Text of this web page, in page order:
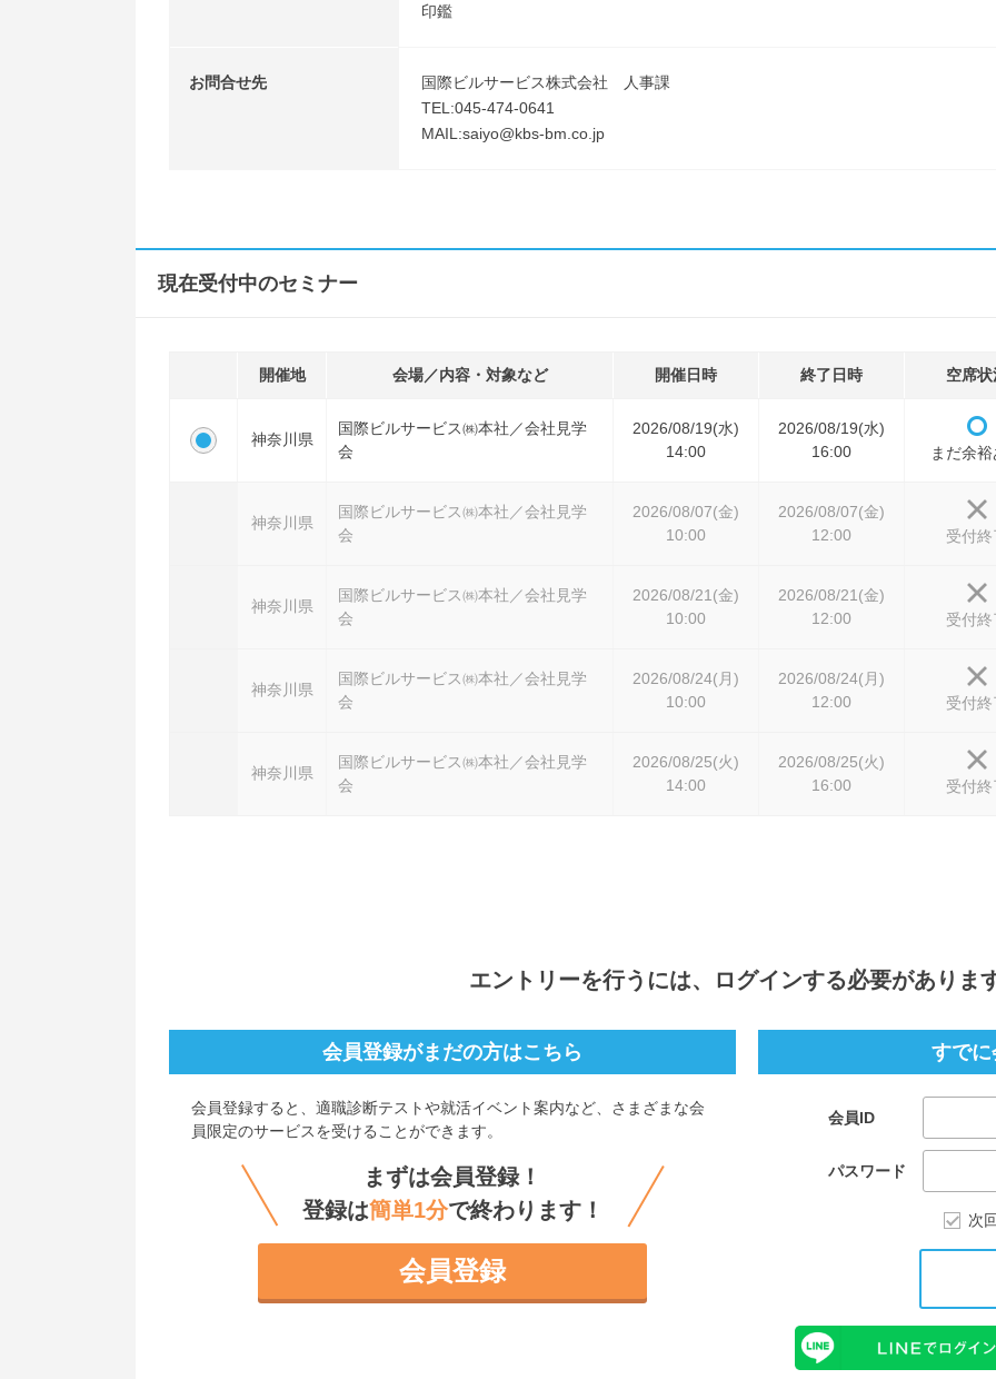
印鑑
お問合せ先
国際ビルサービス株式会社 人事課
TEL:045-474-0641
MAIL:saiyo@kbs-bm.co.jp
現在受付中のセミナー
開催地 会場／内容・対象など 開催日時 終了日時 空席状
神奈川県
国際ビルサービス㈱本社／会社見学
会
2026/08/19(水)
14:00
2026/08/19(水)
16:00
まだ余
神奈川県
国際ビルサービス㈱本社／会社見学
会
2026/08/07(金)
10:00
2026/08/07(金)
12:00
受付終
神奈川県
国際ビルサービス㈱本社／会社見学
会
2026/08/21(金)
10:00
2026/08/21(金)
12:00
受付終
神奈川県
国際ビルサービス㈱本社／会社見学
会
2026/08/24(月)
10:00
2026/08/24(月)
12:00
受付終
神奈川県
国際ビルサービス㈱本社／会社見学
会
2026/08/25(火)
14:00
2026/08/25(火)
16:00
受付終
エントリーを行うには、ログインする必要がありま
すで
会員ID
パスワード
次
会員登録がまだの方はこちら
会員登録すると、 適職診断テストや就活イベント案内など、さまざまな会
員限定のサービスを受けることができます。
まずは会員登録！
登録は簡単1分で終わります！
会員登録